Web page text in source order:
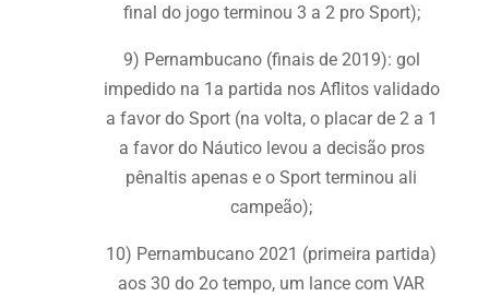
final do jogo terminou 3 a 2 pro Sport);
9) Pernambucano (finais de 2019): gol
impedido na 1a partida nos Aflitos validado
a favor do Sport (na volta, o placar de 2 a 1
a favor do Náutico levou a decisão pros
pênaltis apenas e o Sport terminou ali
campeão);
10) Pernambucano 2021 (primeira partida)
aos 30 do 2o tempo, um lance com VAR